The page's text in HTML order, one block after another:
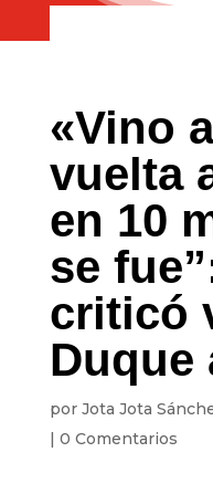
«Vino
vuelta
en 10
se
criticó
Duque
por Jota Jota
| 0 Comentarios